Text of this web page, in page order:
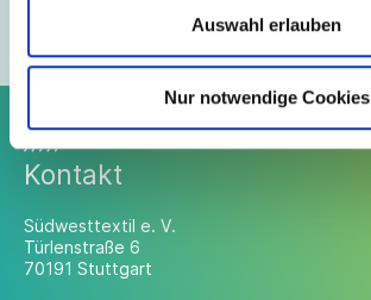
Auswahl erlauben
Nur notwendige Cookies
Kontakt
Südwesttextil e. V.
Türlenstraße 6
70191 Stuttgart